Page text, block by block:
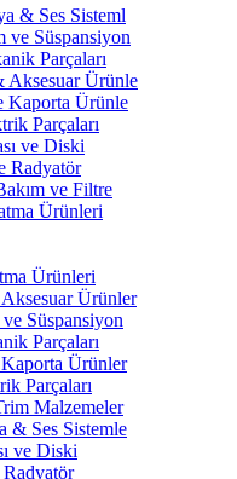
& Ses Sisteml
ve Süspansiyon
Parçaları
Ürünle
Kaporta Ürünle
Parçaları
ve Diski
Radyatör
ve Filtre
Ürünleri
Ürünleri
Ürünler
Süspansiyon
Parçaları
Ürünler
Parçaları
Malzemeler
& Ses Sistemle
ve Diski
Radyatör